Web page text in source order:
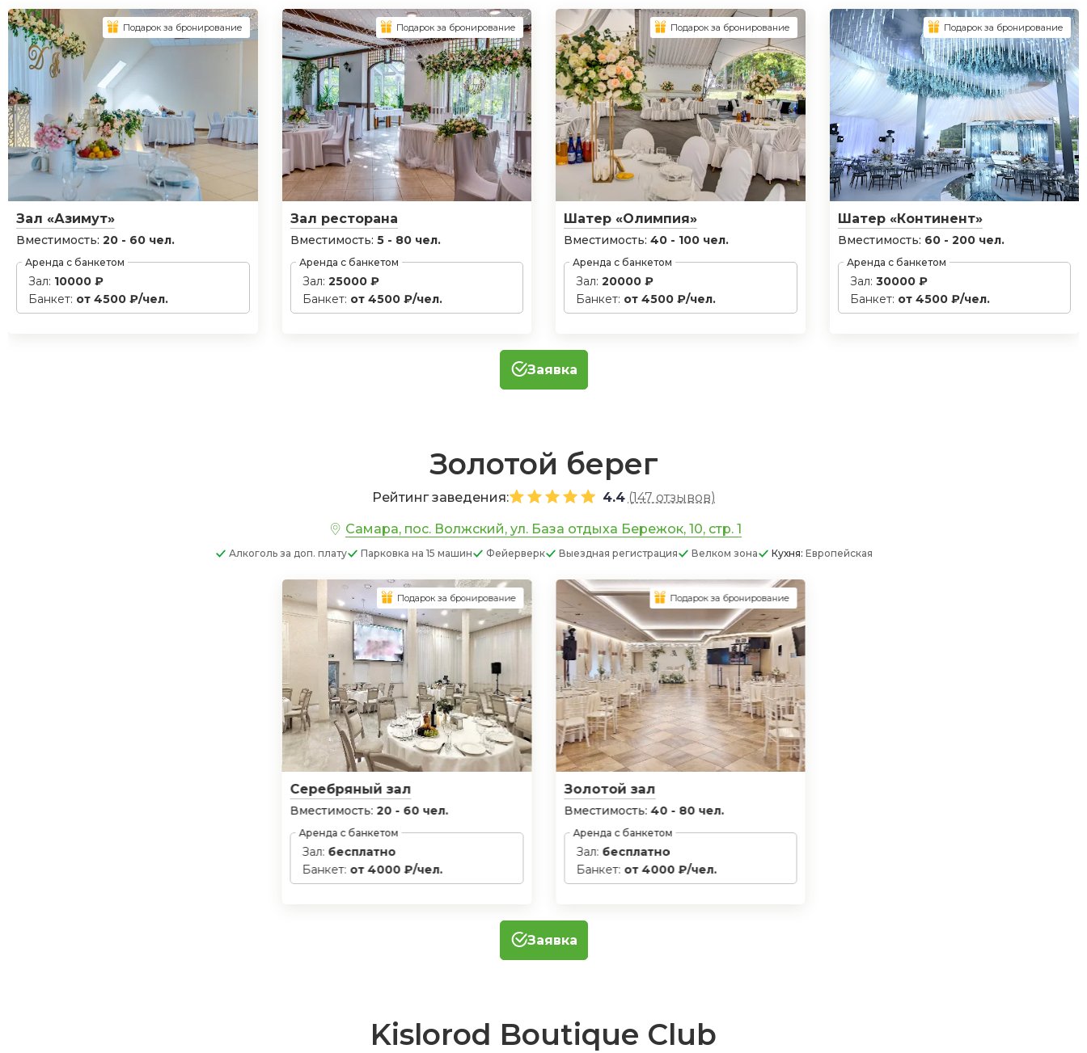
Зал «Азимут»
Вместимость: 20 - 60 чел.
Аренда с банкетом
Зал: 10000 ₽
Банкет: от 4500 ₽/чел.
Подарок за бронирование
Зал ресторана
Вместимость: 5 - 80 чел.
Аренда с банкетом
Зал: 25000 ₽
Банкет: от 4500 ₽/чел.
Подарок за бронирование
Шатер «Олимпия»
Вместимость: 40 - 100 чел.
Аренда с банкетом
Зал: 20000 ₽
Банкет: от 4500 ₽/чел.
Подарок за бронирование
Шатер «Континент»
Вместимость: 60 - 200 чел.
Аренда с банкетом
Зал: 30000 ₽
Банкет: от 4500 ₽/чел.
Подарок за бронирование
Заявка
Золотой берег
Рейтинг заведения: 4.4 (147 отзывов)
Самара, пос. Волжский, ул. База отдыха Бережок, 10, стр. 1
Алкоголь за доп. плату Парковка на 15 машин Фейерверк Выездная регистрация Велком зона Кухня: Европейская
Серебряный зал
Вместимость: 20 - 60 чел.
Аренда с банкетом
Зал: бесплатно
Банкет: от 4000 ₽/чел.
Подарок за бронирование
Золотой зал
Вместимость: 40 - 80 чел.
Аренда с банкетом
Зал: бесплатно
Банкет: от 4000 ₽/чел.
Подарок за бронирование
Заявка
Kislorod Boutique Club